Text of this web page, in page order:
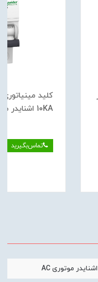
10KA اشنایدر موتوری DC
تماس‌بگیرید